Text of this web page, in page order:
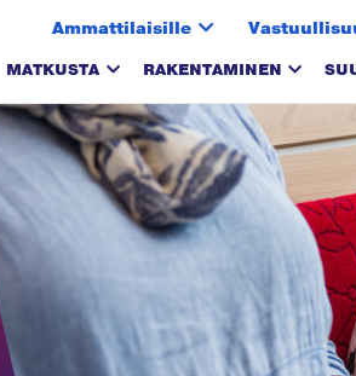
Ammattilaisille
MATKUSTA RAKENTAMINEN